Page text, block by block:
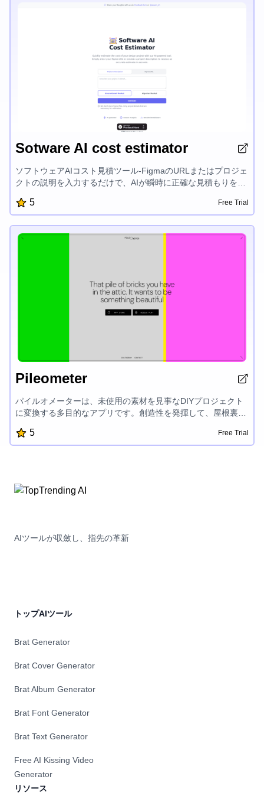
Sotware AI cost estimator
ソフトウェアAIコスト見積ツール-FigmaのURLまたはプロジェ
クトの説明を入力するだけで、AIが瞬時に正確な見積もりを提
す。5 Free Trial
Pileometer
パイルオメーターは、未使用の素材を見事なDIYプロジェクト
に変換する多目的なアプリです。創造性を発揮して、屋根裏の
ートリアルと使いやすいインターフェースにより、ユニークな
家庭用品や家具などを作成することができます。あなたの内な
5 Free Trial
AIツールが収斂し、指先の革新
トップAIツール
Brat Generator
Brat Cover Generator
Brat Album Generator
Brat Font Generator
Brat Text Generator
Free AI Kissing Video
Generator
リソース